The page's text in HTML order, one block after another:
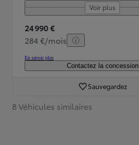
Voir plus
24 990 €
284 €/mois
En savoir plus
Contactez la concession
Sauvegardez
8 Véhicules similaires